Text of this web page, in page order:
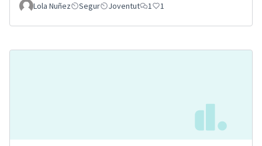
Lola Nuñez Segur Joventut 1 1